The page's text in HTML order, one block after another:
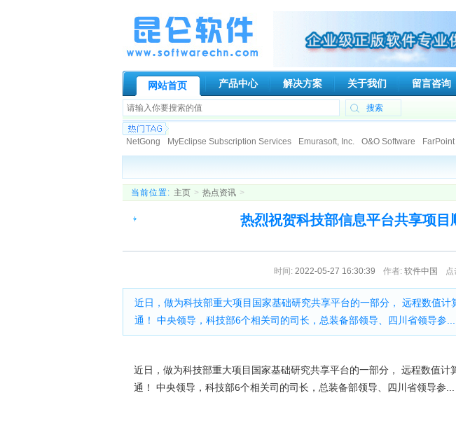
网站首页 产品中心 解决方案 关于我们 留言咨询
NetGong MyEclipse Subscription Services Emurasoft, Inc. O&O Software
Paessler AG
Genuitec, LLC. Globalscape N-stalker Ipswitch Tsarfin Computing
DigiPortal Software, Inc.
Altova Datakit ActiveXperts Software Capvidia Soft
ATR Soft Ltd
AeroHydro, Inc.
当前位置: 主页 > 热点资讯 >
热烈祝贺科技部信息平台共享项目
时间: 2022-05-27 16:30:39 作者: 软件中国 点
近日，做为科技部重大项目国家基础研究共享平台的一部分， 远程数值
通！ 中央领导，科技部6个相关司的司长，总装备部领导、四川省领导参...
近日，做为科技部重大项目国家基础研究共享平台的一部分， 远程数值计
通！ 中央领导，科技部6个相关司的司长，总装备部领导、四川省领导参...